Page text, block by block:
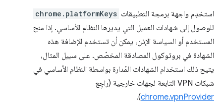
استخدِم واجهة برمجة التطبيقات chrome.platformKeys
للوصول إلى شهادات العميل التي يديرها النظام الأساسي. إذا منح
المستخدم أو السياسة الإذن، يمكن أن تستخدم الإضافة هذه
الشهادة في بروتوكول المصادقة المخصّص. على سبيل المثال،
يتيح ذلك استخدام الشهادات المُدارة بواسطة النظام الأساسي في
شبكات VPN التابعة لجهات خارجية (راجِع
chrome.vpnProvider
).